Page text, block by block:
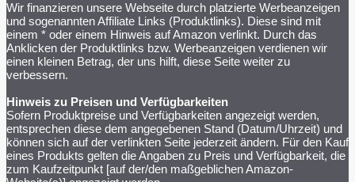
Wir finanzieren unsere Webseite durch platzierte Werbeanzeigen
und sogenannten Affiliate Links (Produktlinks). Diese sind mit
einem * oder einem Hinweis auf Amazon verlinkt. Durch das
Anklicken der Produktlinks bzw. Werbeanzeigen verdienen wir
einen kleinen Betrag, der uns hilft, diese Seite weiter zu
verbessern.
Hinweis zu Preisen und Verfügbarkeiten
Sofern Produktpreise und Verfügbarkeiten angezeigt werden,
entsprechen diese dem angegebenen Stand (Datum/Uhrzeit) und
können sich auf der verlinkten Seite jederzeit ändern. Für den Kauf
eines Produkts gelten die Angaben zu Preis und Verfügbarkeit, die
zum Kaufzeitpunkt [auf der/den maßgeblichen Amazon-